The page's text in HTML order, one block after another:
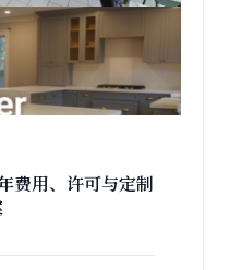
费用、许可与定制